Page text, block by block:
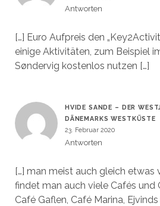
Antworten
[…] Euro Aufpreis den
einige Aktivitäten, zum Beispiel
Søndervig kostenlos nutzen […]
HVIDE SANDE – DER
DÄNEMARKS WESTKÜSTE
23. Februar 2020
Antworten
[…] man meist auch gleich etwas
findet man auch viele Cafés und
Café Gaflen, Café Marina, Ejvinds